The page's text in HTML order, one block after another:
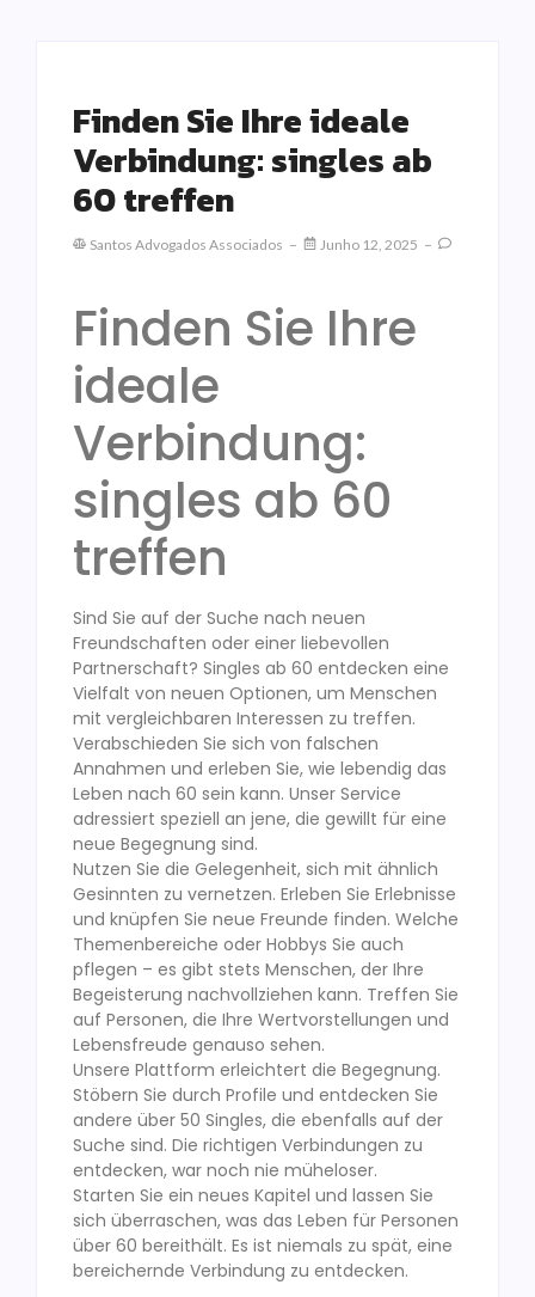
Finden Sie Ihre ideale
Verbindung: singles ab
60 treffen
Santos Advogados Associados Junho 12, 2025
Finden Sie Ihre
ideale
Verbindung:
singles ab 60
treffen
Sind Sie auf der Suche nach neuen
Freundschaften oder einer liebevollen
Partnerschaft? Singles ab 60 entdecken eine
Vielfalt von neuen Optionen, um Menschen
mit vergleichbaren Interessen zu treffen.
Verabschieden Sie sich von falschen
Annahmen und erleben Sie, wie lebendig das
Leben nach 60 sein kann. Unser Service
adressiert speziell an jene, die gewillt für eine
neue Begegnung sind.
Nutzen Sie die Gelegenheit, sich mit ähnlich
Gesinnten zu vernetzen. Erleben Sie Erlebnisse
und knüpfen Sie neue Freunde finden. Welche
Themenbereiche oder Hobbys Sie auch
pflegen – es gibt stets Menschen, der Ihre
Begeisterung nachvollziehen kann. Treffen Sie
auf Personen, die Ihre Wertvorstellungen und
Lebensfreude genauso sehen.
Unsere Plattform erleichtert die Begegnung.
Stöbern Sie durch Profile und entdecken Sie
andere über 50 Singles, die ebenfalls auf der
Suche sind. Die richtigen Verbindungen zu
entdecken, war noch nie müheloser.
Starten Sie ein neues Kapitel und lassen Sie
sich überraschen, was das Leben für Personen
über 60 bereithält. Es ist niemals zu spät, eine
bereichernde Verbindung zu entdecken.